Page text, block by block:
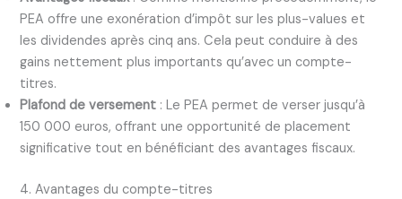
PEA offre une exonération d’impôt sur les plus-values et
les dividendes après cinq ans. Cela peut conduire à des
gains nettement plus importants qu’avec un compte-
titres.
Plafond de versement : Le PEA permet de verser jusqu’à
150 000 euros, offrant une opportunité de placement
significative tout en bénéficiant des avantages fiscaux.
4. Avantages du compte-titres